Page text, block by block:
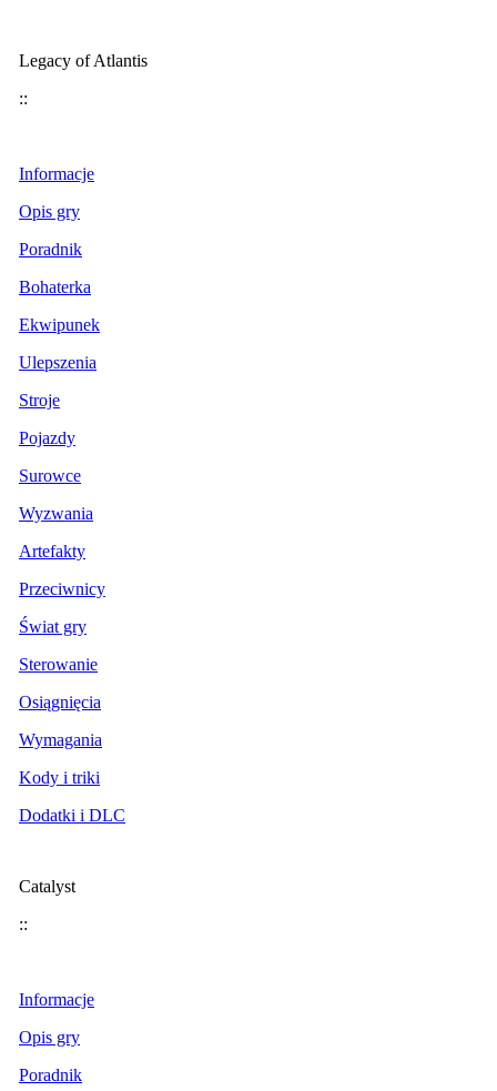
Legacy of Atlantis
::
Informacje
Opis gry
Poradnik
Bohaterka
Ekwipunek
Ulepszenia
Stroje
Pojazdy
Surowce
Wyzwania
Artefakty
Przeciwnicy
Świat gry
Sterowanie
Osiągnięcia
Wymagania
Kody i triki
Dodatki i DLC
Catalyst
::
Informacje
Opis gry
Poradnik